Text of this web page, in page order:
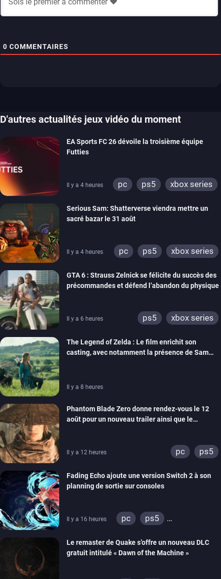
0 COMMENTAIRES
D'autres actualités jeux vidéo du moment
EA Sports FC 26 dévoile la troisième équipe
Futties
Il y a 4 heures pc ps5
xbox series
xbox one
switch 2
Serious Sam: Shatterverse viendra mettre un
sacré bazar le 31 août
Il y a 4 heures pc ps5 xbox series
GTA 6 : Strauss Zelnick se félicite du succès des
précommandes et défend l’abandon du physique
Il y a 6 heures ps5 xbox series
The Legend of Zelda : Le film enrichit son
casting, avec notamment la présence de Sam
Il y a 8 heures
Phantom Blade Zero donne rendez-vous le 12
août pour un nouveau trailer ainsi que le
Il y a 12 heures pc ps5
Fading Echo ajoute une version Switch 2 à son
planning de sortie sur consoles
Il y a 16 heures pc
ps5
Le remaster de Quake s’offre un nouveau DLC
gratuit intitulé « Dawn of the Machine »